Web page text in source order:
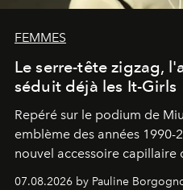
FEMMES
Le serre-tête zigzag,
séduit déjà les It-Girls
Repéré sur le podium de
emblème des années
nouvel accessoire capillaire
s'arrachent déjà.
07.08.2026 by Pauline